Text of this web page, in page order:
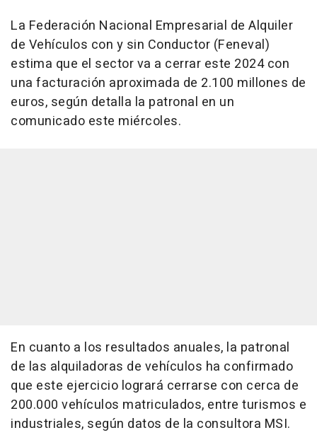
La Federación Nacional Empresarial de Alquiler
de Vehículos con y sin Conductor (Feneval)
estima que el sector va a cerrar este 2024 con
una facturación aproximada de 2.100 millones de
euros, según detalla la patronal en un
comunicado este miércoles.
En cuanto a los resultados anuales, la patronal
de las alquiladoras de vehículos ha confirmado
que este ejercicio logrará cerrarse con cerca de
200.000 vehículos matriculados, entre turismos e
industriales, según datos de la consultora MSI.